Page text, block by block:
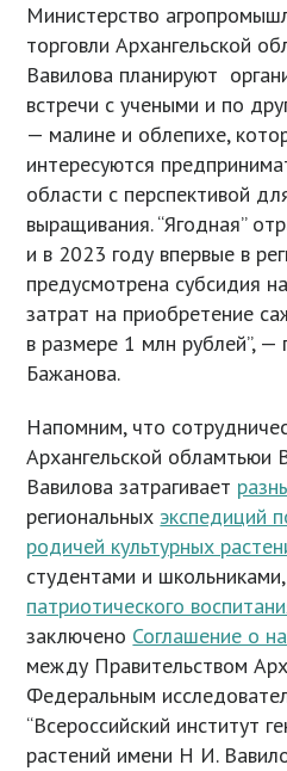
Министерство
торговли Архангельской
Вавилова планируют
встречи с учеными и по
— малине и облепихе,
интересуются
области с перспективой
выращивания. “Ягодная”
и в 2023 году впервые в
предусмотрена субсидия
затрат на приобретение
в размере 1 млн рублей”,
Бажанова.
Напомним, что
Архангельской
Вавилова затрагивает
региональных экспедиций
родичей культурных
студентами и
патриотического
заключено Соглашение о
между Правительством
Федеральным
“Всероссийский институт
растений имени Н И.